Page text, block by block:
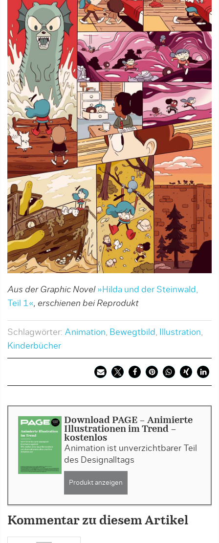
Aus der Graphic Novel »Hilda und der Steinwald,
Teil 1«, erschienen bei Reprodukt
Schlagwörter: Animation Bewegtbild Illustration
Kinderbücher
Download PAGE - Animierte
Illustrationen im Trend -
kostenlos
Animation ist unverzichtbarer Teil
des Designalltags
Produkt anzeigen
Kommentar zu diesem Artikel